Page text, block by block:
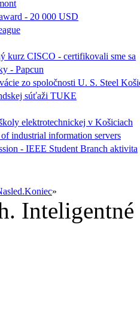
- 20 000 USD
kurz CISCO - certifikovali sme sa
- Papcun
zo spoločnosti U. S. Steel
súťaži TUKE
elektrotechnickej v Košiciach
industrial information servers
- IEEE Student Branch aktivita
Koniec»